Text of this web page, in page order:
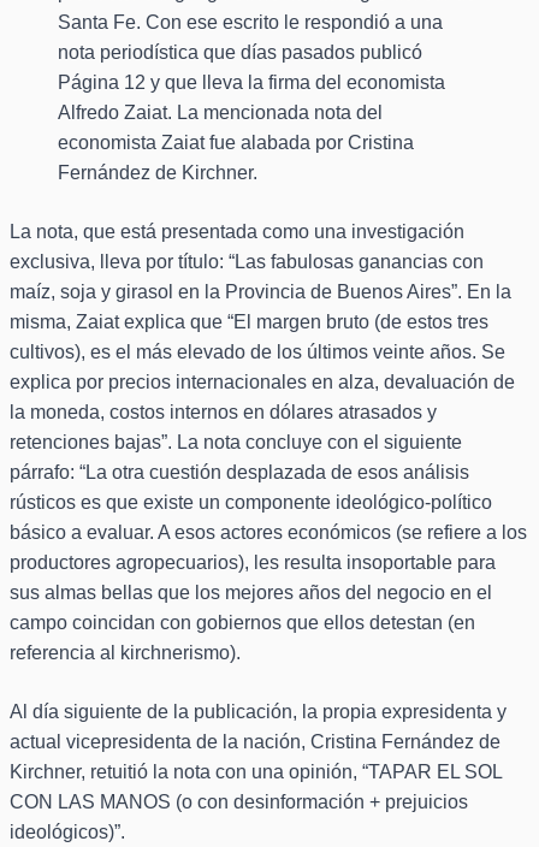
Santa Fe. Con ese escrito le respondió a una
nota periodística que días pasados publicó
Página 12 y que lleva la firma del economista
Alfredo Zaiat. La mencionada nota del
economista Zaiat fue alabada por Cristina
Fernández de Kirchner.
La nota, que está presentada como una investigación
exclusiva, lleva por título: “Las fabulosas ganancias con
maíz, soja y girasol en la Provincia de Buenos Aires”. En la
misma, Zaiat explica que “El margen bruto (de estos tres
cultivos), es el más elevado de los últimos veinte años. Se
explica por precios internacionales en alza, devaluación de
la moneda, costos internos en dólares atrasados y
retenciones bajas”. La nota concluye con el siguiente
párrafo: “La otra cuestión desplazada de esos análisis
rústicos es que existe un componente ideológico-político
básico a evaluar. A esos actores económicos (se refiere a los
productores agropecuarios), les resulta insoportable para
sus almas bellas que los mejores años del negocio en el
campo coincidan con gobiernos que ellos detestan (en
referencia al kirchnerismo).
Al día siguiente de la publicación, la propia expresidenta y
actual vicepresidenta de la nación, Cristina Fernández de
Kirchner, retuitió la nota con una opinión, “TAPAR EL SOL
CON LAS MANOS (o con desinformación + prejuicios
ideológicos)”.